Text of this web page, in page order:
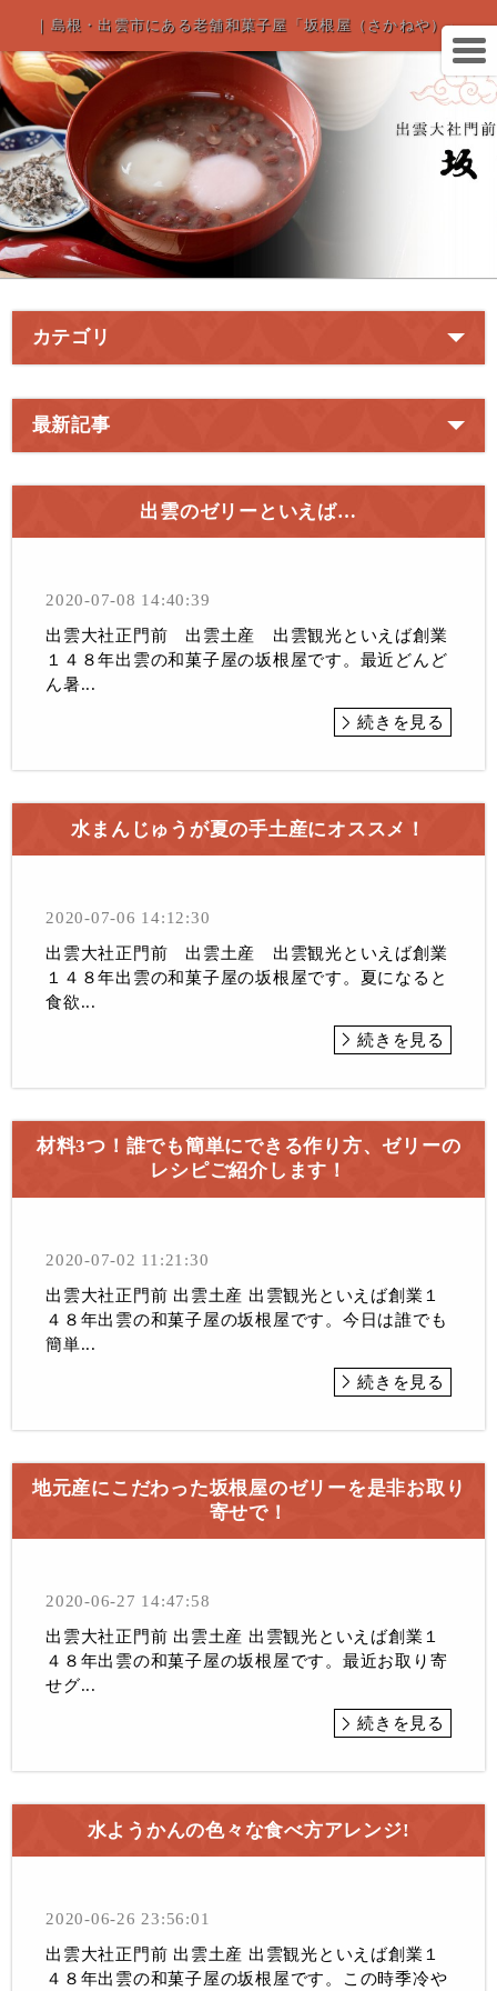
｜島根・出雲市にある老舗和菓子屋「坂根屋（さかねや）」
カテゴリ
最新記事
出雲のゼリーといえば…
2020-07-08 14:40:39
出雲大社正門前 出雲土産 出雲観光といえば創業
１４８年出雲の和菓子屋の坂根屋です。最近どんど
ん暑...
続きを見る
水まんじゅうが夏の手土産にオススメ！
2020-07-06 14:12:30
出雲大社正門前 出雲土産 出雲観光といえば創業
１４８年出雲の和菓子屋の坂根屋です。夏になると
食欲...
続きを見る
材料3つ！誰でも簡単にできる作り方、ゼリーの
レシピご紹介します！
2020-07-02 11:21:30
出雲大社正門前 出雲土産 出雲観光といえば創業１
４８年出雲の和菓子屋の坂根屋です。今日は誰でも
簡単...
続きを見る
地元産にこだわった坂根屋のゼリーを是非お取り
寄せで！
2020-06-27 14:47:58
出雲大社正門前 出雲土産 出雲観光といえば創業１
４８年出雲の和菓子屋の坂根屋です。最近お取り寄
せグ...
続きを見る
水ようかんの色々な食べ方アレンジ!
2020-06-26 23:56:01
出雲大社正門前 出雲土産 出雲観光といえば創業１
４８年出雲の和菓子屋の坂根屋です。この時季冷や